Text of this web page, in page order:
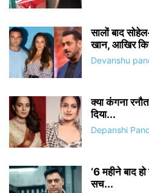
सालों बाद
खान, आखिर
Devanshu
क्या कंगना
दिया...
Depanshi
‘6 महीने बाद
सच...